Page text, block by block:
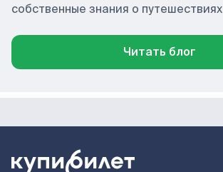
собственные знания о путешествиях
Читать блог